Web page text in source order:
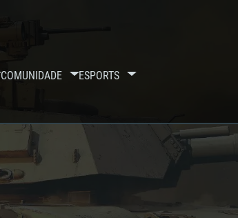
COMUNIDADE ESPORTS